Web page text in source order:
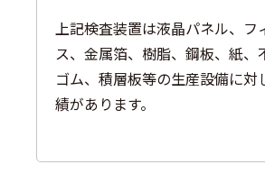
上記検査装置は液晶パネル、フ
ス、金属箔、樹脂、鋼板、紙、
ゴム、積層板等の生産設備に対
績があります。